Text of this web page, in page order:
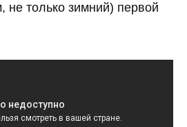
не только зимний) первой